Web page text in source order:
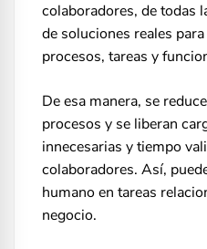
colaboradores, de todas
de soluciones reales
procesos, tareas y
De esa manera, se
procesos y se liberan
innecesarias y tiempo
colaboradores. Así,
humano en tareas
negocio.